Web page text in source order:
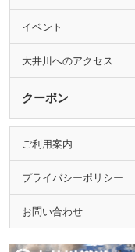
イベント
大井川へのアクセス
クーポン
ご利用案内
プライバシーポリシー
お問い合わせ